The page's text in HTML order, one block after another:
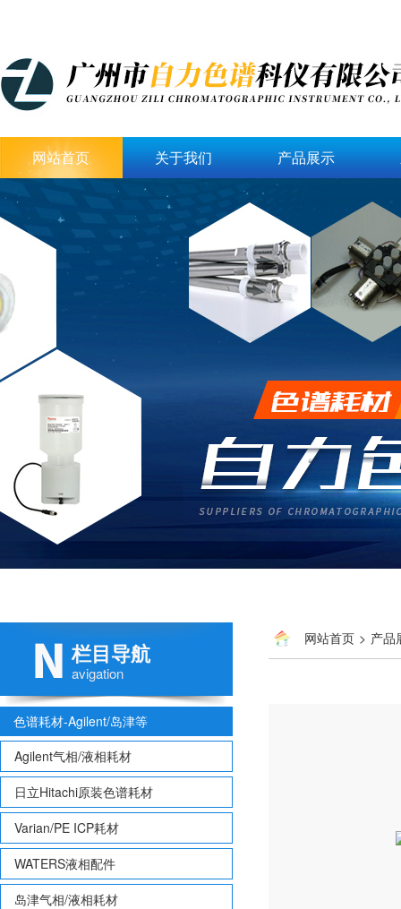
网站首页 关于我们 产品展示
栏目导航
avigation
色谱耗材-Agilent/岛津等
Agilent气相/液相耗材
日立Hitachi原装色谱耗材
Varian/PE ICP耗材
WATERS液相配件
岛津气相/液相耗材
网站首页 > 产品